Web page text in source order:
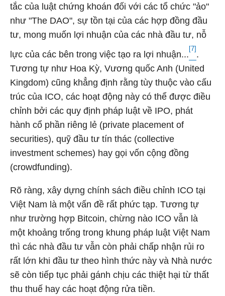
tắc của luật chứng khoán đối với các tổ chức "ảo"
như "The DAO", sự tồn tại của các hợp đồng đầu
tư, mong muốn lợi nhuận của các nhà đầu tư, nỗ
lực của các bên trong việc tạo ra lợi nhuận...
[7]
.
Tương tự như Hoa Kỳ, Vương quốc Anh (United
Kingdom) cũng khẳng định rằng tùy thuộc vào cấu
trúc của ICO, các hoạt động này có thể được điều
chỉnh bởi các quy định pháp luật về IPO, phát
hành cổ phần riêng lẻ (private placement of
securities), quỹ đầu tư tín thác (collective
investment schemes) hay gọi vốn cộng đồng
(crowdfunding).
Rõ ràng, xây dựng chính sách điều chỉnh ICO tại
Việt Nam là một vấn đề rất phức tạp. Tương tự
như trường hợp Bitcoin, chừng nào ICO vẫn là
một khoảng trống trong khung pháp luật Việt Nam
thì các nhà đầu tư vẫn còn phải chấp nhận rủi ro
rất lớn khi đầu tư theo hình thức này và Nhà nước
sẽ còn tiếp tục phải gánh chịu các thiệt hại từ thất
thu thuế hay các hoạt động rửa tiền.